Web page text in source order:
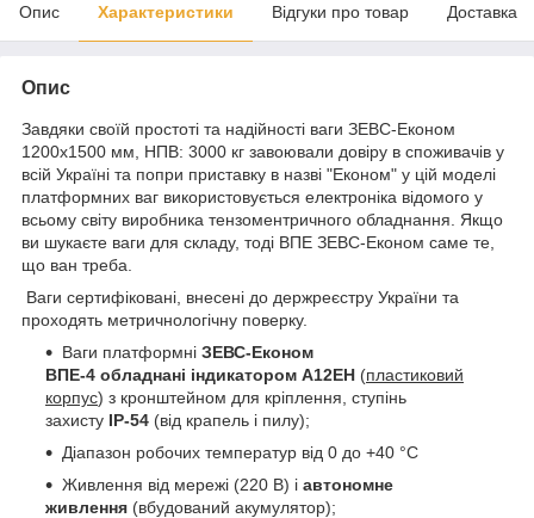
Опис Характеристики Відгуки про товар Доставка
Опис
Завдяки своїй простоті та надійності ваги ЗЕВС-Економ
1200х1500 мм, НПВ: 3000 кг завоювали довіру в споживачів у
всій Україні та попри приставку в назві "Економ" у цій моделі
платформних ваг використовується електроніка відомого у
всьому світу виробника тензоментричного обладнання. Якщо
ви шукаєте ваги для складу, тоді ВПЕ ЗЕВС-Економ саме те,
що ван треба.
Ваги сертифіковані, внесені до держреєстру України та
проходять метричнологічну поверку.
Ваги платформні ЗЕВС-Економ
ВПЕ-4 обладнані індикатором А12ЕН (пластиковий
корпус) з кронштейном для кріплення, ступінь
захисту IP-54 (від крапель і пилу);
Діапазон робочих температур від 0 до +40 °C
Живлення від мережі (220 В) і автономне
живлення (вбудований акумулятор);